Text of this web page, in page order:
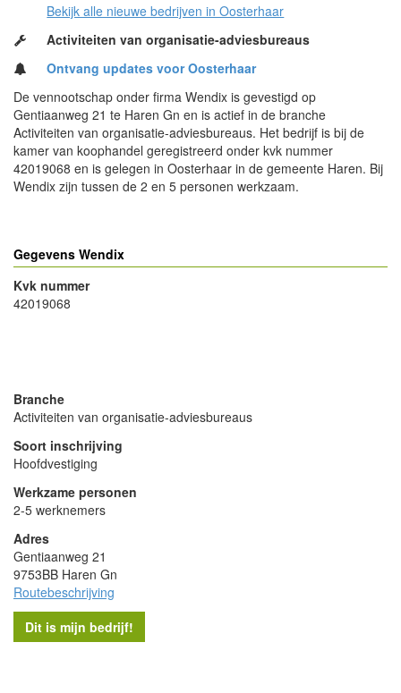
Bekijk alle nieuwe bedrijven in Oosterhaar
Activiteiten van organisatie-adviesbureaus
Ontvang updates voor Oosterhaar
De vennootschap onder firma Wendix is gevestigd op
Gentiaanweg 21 te Haren Gn en is actief in de branche
Activiteiten van organisatie-adviesbureaus. Het bedrijf is bij de
kamer van koophandel geregistreerd onder kvk nummer
42019068 en is gelegen in Oosterhaar in de gemeente Haren. Bij
Wendix zijn tussen de 2 en 5 personen werkzaam.
Gegevens Wendix
Kvk nummer
42019068
Branche
Activiteiten van organisatie-adviesbureaus
Soort inschrijving
Hoofdvestiging
Werkzame personen
2-5 werknemers
Adres
Gentiaanweg 21
9753BB Haren Gn
Routebeschrijving